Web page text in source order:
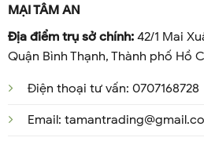
MẠI TÂM AN
Địa điểm trụ sở chính:42/1 Mai
Quận Bình Thạnh, Thành phố Hồ
Điện thoại tư vấn: 0707168728
Email: